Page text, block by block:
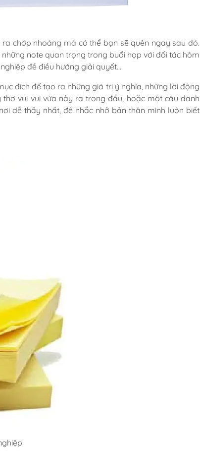
chớp nhoáng mà có thể bạn sẽ quên ngay sau đó.
note quan trọng trong buổi họp với đối tác hôm
đề điều hướng giải quyết…
đích để tạo ra những giá trị ý nghĩa, những lời động
vui vui vừa nảy ra trong đầu, hoặc một câu danh
dễ thấy nhất, để nhắc nhở bản thân mình luôn biết